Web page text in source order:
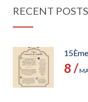
RECENT POSTS
8 /